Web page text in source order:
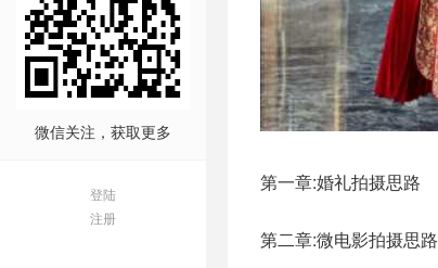
微信关注，获取更多
登陆
注册
第一章:婚礼拍摄思路
第二章:微电影拍摄思路